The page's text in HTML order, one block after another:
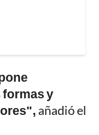
formas y
añadió el